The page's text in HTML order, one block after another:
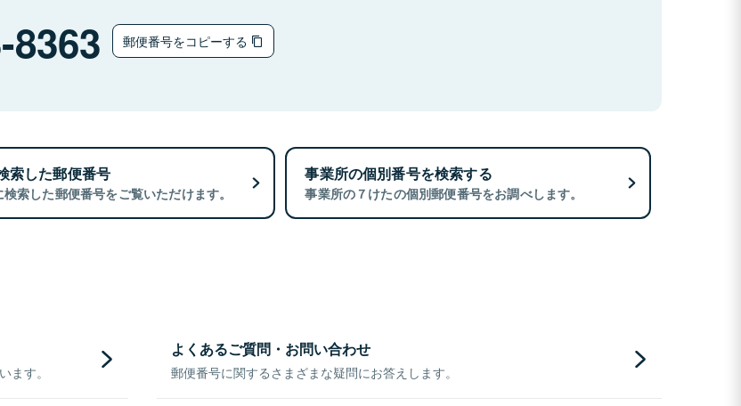
8363 郵便番号をコピーする
索した郵便番号
索した郵便番号をご覧いただけます。
事業所の個別番号を検索する
事業所の７けたの個別郵便番号をお調べします。
ます。
よくあるご質問・お問い合わせ
郵便番号に関するさまざまな疑問にお答えします。